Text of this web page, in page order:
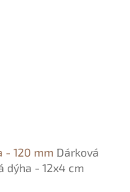
- 120 mm Dárková
dýha - 12x4 cm